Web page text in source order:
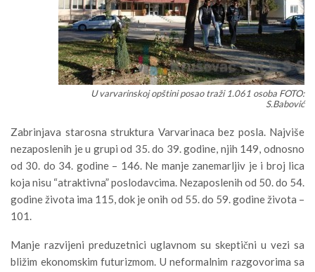
U varvarinskoj opštini posao traži 1.061 osoba FOTO:
S.Babović
Zabrinjava starosna struktura Varvarinaca bez posla. Najviše
nezaposlenih je u grupi od 35. do 39. godine, njih 149, odnosno
od 30. do 34. godine – 146. Ne manje zanemarljiv je i broj lica
koja nisu “atraktivna” poslodavcima. Nezaposlenih od 50. do 54.
godine života ima 115, dok je onih od 55. do 59. godine života –
101.
Manje razvijeni preduzetnici uglavnom su skeptični u vezi sa
bližim ekonomskim futurizmom. U neformalnim razgovorima sa